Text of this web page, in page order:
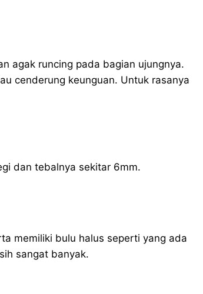
agak runcing pada bagian ujungnya.
cenderung keunguan. Untuk rasanya
dan tebalnya sekitar 6mm.
memiliki bulu halus seperti yang ada
sangat banyak.